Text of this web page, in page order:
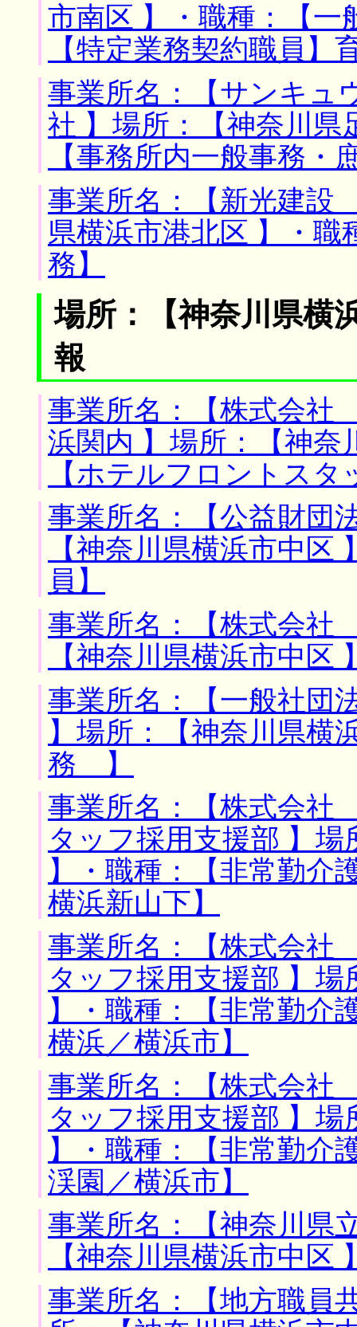
市南区 】・職種：【
【特定業務契約職員】
事業所名：【サンキ
社 】場所：【神奈川県
【事務所内一般事務・
事業所名：【新光建設
県横浜市港北区 】・職
務】
場所：【神奈川県横
報
事業所名：【株式会
浜関内 】場所：【神奈
【ホテルフロントス
事業所名：【公益財団
【神奈川県横浜市中区
員】
事業所名：【株式会社
【神奈川県横浜市中
事業所名：【一般社団
】場所：【神奈川県横
務 】
事業所名：【株式会
タッフ採用支援部 】
】・職種：【非常勤
横浜新山下】
事業所名：【株式会
タッフ採用支援部 】
】・職種：【非常勤
横浜／横浜市】
事業所名：【株式会
タッフ採用支援部 】
】・職種：【非常勤
渓園／横浜市】
事業所名：【神奈川県
【神奈川県横浜市中区
事業所名：【地方職員